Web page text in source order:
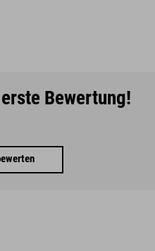
Bewertung!